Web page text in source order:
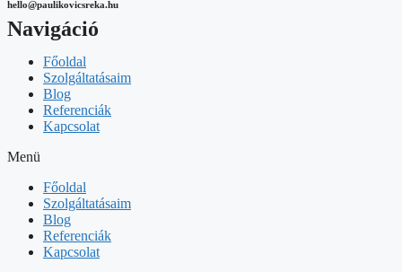
hello@paulikovicsreka.hu
Navigáció
Főoldal
Szolgáltatásaim
Blog
Referenciák
Kapcsolat
Menü
Főoldal
Szolgáltatásaim
Blog
Referenciák
Kapcsolat